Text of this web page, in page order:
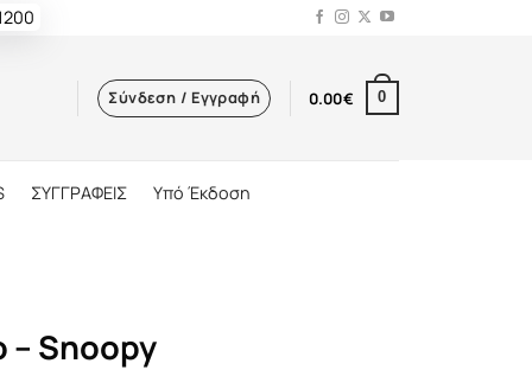
Σύνδεση / Εγγραφή 0.00€ 0
ΣΥΓΓΡΑΦΕΙΣ Υπό Έκδοση
– Snoopy